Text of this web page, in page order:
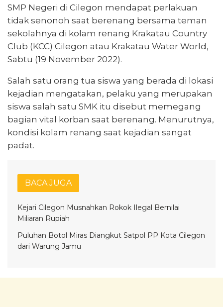
SMP Negeri di Cilegon mendapat perlakuan
tidak senonoh saat berenang bersama teman
sekolahnya di kolam renang Krakatau Country
Club (KCC) Cilegon atau Krakatau Water World,
Sabtu (19 November 2022).
Salah satu orang tua siswa yang berada di lokasi
kejadian mengatakan, pelaku yang merupakan
siswa salah satu SMK itu disebut memegang
bagian vital korban saat berenang. Menurutnya,
kondisi kolam renang saat kejadian sangat
padat.
BACA JUGA
Kejari Cilegon Musnahkan Rokok Ilegal Bernilai
Miliaran Rupiah
Puluhan Botol Miras Diangkut Satpol PP Kota Cilegon
dari Warung Jamu